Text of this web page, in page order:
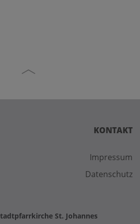
KONTAKT
Impressum
Datenschutz
St. Johannes